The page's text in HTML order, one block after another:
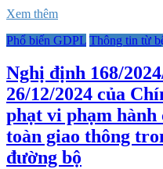
Xem thêm
Phổ biến GDPL Thông tin từ
Nghị định 168/
26/12/2024 của
phạt vi phạm
toàn giao thông
đường bộ